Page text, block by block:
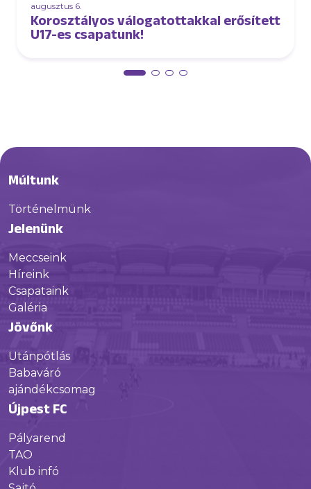
augusztus 6.
Korosztályos válogatottakkal erősített
U17-es csapatunk!
Múltunk
Történelmünk
Jelenünk
Meccseink
Híreink
Csapataink
Galéria
Jövőnk
Utánpótlás
Babaváró
ajándékcsomag
Újpest FC
Pályarend
TAO
Klub infó